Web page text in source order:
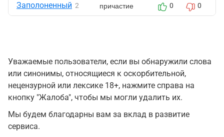
Заполоненный 2 причастие 0 0
Уважаемые пользователи, если вы обнаружили слова
или синонимы, относящиеся к оскорбительной,
нецензурной или лексике 18+, нажмите справа на
кнопку "Жалоба", чтобы мы могли удалить их.
Мы будем благодарны вам за вклад в развитие
сервиса.